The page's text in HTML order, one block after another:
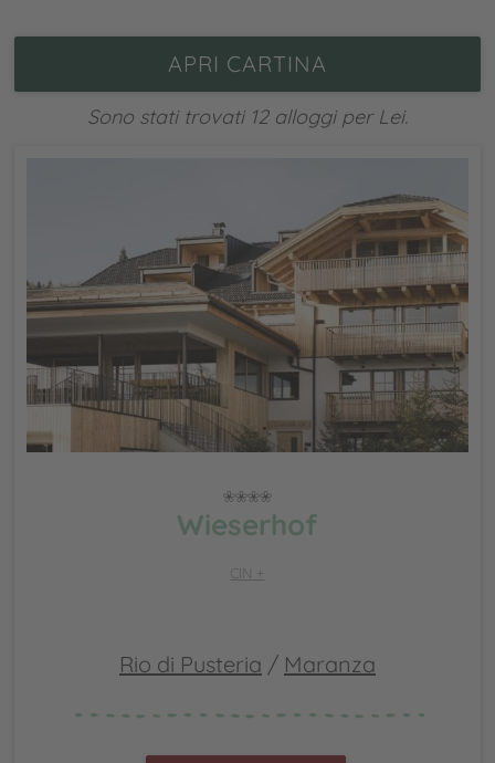
APRI CARTINA
Sono stati trovati 12 alloggi per Lei.
Wieserhof
CIN +
Rio di Pusteria / Maranza